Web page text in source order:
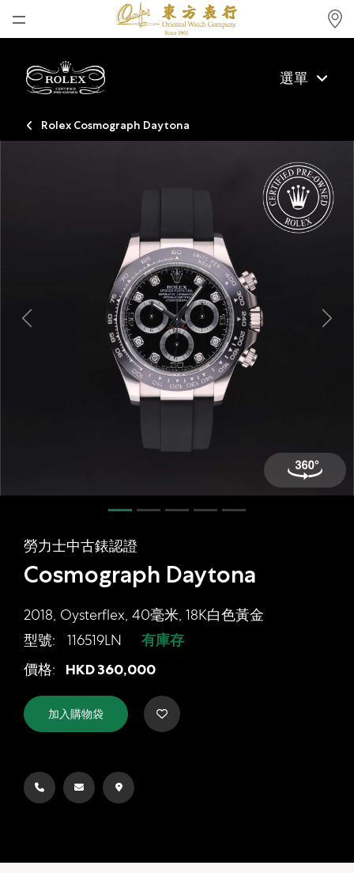
最新消息
腕表資訊
登入
註冊
會員尊享
简体中文
選單
Rolex Cosmograph Daytona
勞力士中古錶認證
Cosmograph Daytona
2018, Oysterflex, 40毫米, 18K白色黃金
型號:
116519LN 有庫存
勞力士中古錶認證 Cosmograph
價格: HKD360,000
加入購物袋
Previous Next